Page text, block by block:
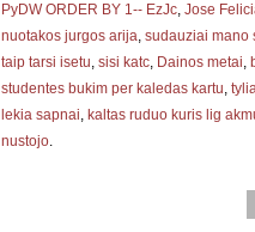
PyDW ORDER BY 1-- EzJc, Jose
nuotakos jurgos arija, sudauziai mano
taip tarsi isetu, sisi katc, Dainos metai,
studentes bukim per kaledas kartu,
lekia sapnai, kaltas ruduo kuris lig
nustojo.